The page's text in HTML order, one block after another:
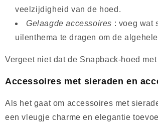
veelzijdigheid van de hoed.
Gelaagde accessoires : voeg wat
uilenthema te dragen om de
Vergeet niet dat de Snapback-hoed
Accessoires met sieraden en
Als het gaat om accessoires met
een vleugje charme en elegantie